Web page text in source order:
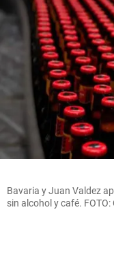
Bavaria y Juan Valdez
sin alcohol y café. FOTO: